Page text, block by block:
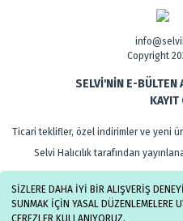
SİZLERE DAHA İYİ BİR ALIŞVERİŞ
SUNMAK İÇİN YASAL DÜZENLEMELERE
Copyright
SELVİ'NİN E-BÜLTEN
KAYIT
Ticari teklifler, özel indirimler ve yeni
Selvi Halıcılık tarafından